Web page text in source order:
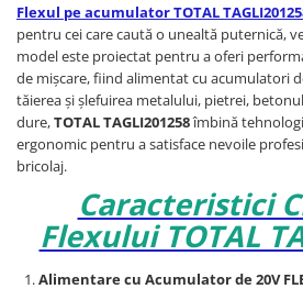
Flexul pe acumulator TOTAL
pentru cei care caută o unealtă puternică,
model este proiectat pentru a oferi
de mișcare, fiind alimentat cu acumulatori
tăierea și șlefuirea metalului, pietrei,
dure,TOTAL TAGLI201258îmbină
ergonomic pentru a satisface nevoile
bricolaj.
Caracteristici
Flexului TOTAL
Alimentare cu Acumulator de 20V